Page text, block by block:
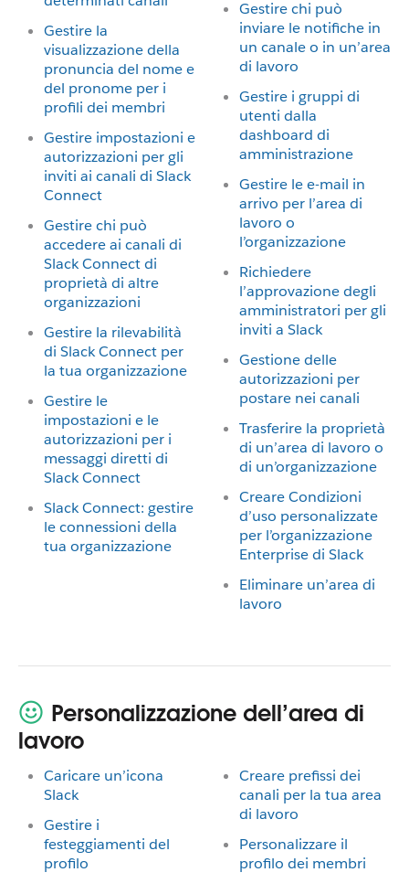
Gestire la
visualizzazione della
pronuncia del nome e
del pronome per i
profili dei membri
Gestire impostazioni e
autorizzazioni per gli
inviti ai canali di Slack
Connect
Gestire chi può
accedere ai canali di
Slack Connect di
proprietà di altre
organizzazioni
Gestire la rilevabilità
di Slack Connect per
la tua organizzazione
Gestire le
impostazioni e le
autorizzazioni per i
messaggi diretti di
Slack Connect
Slack Connect: gestire
le connessioni della
tua organizzazione
Gestire chi può
inviare le notifiche in
un canale o in un’area
di lavoro
Gestire i gruppi di
utenti dalla
dashboard di
amministrazione
Gestire le e-mail in
arrivo per l’area di
lavoro o
l’organizzazione
Richiedere
l’approvazione degli
amministratori per gli
inviti a Slack
Gestione delle
autorizzazioni per
postare nei canali
Trasferire la proprietà
di un’area di lavoro o
di un’organizzazione
Creare Condizioni
d’uso personalizzate
per l’organizzazione
Enterprise di Slack
Eliminare un’area di
lavoro
Personalizzazione dell’area di
lavoro
Caricare un’icona
Slack
Gestire i
festeggiamenti del
profilo
Creare prefissi dei
canali per la tua area
di lavoro
Personalizzare il
profilo dei membri